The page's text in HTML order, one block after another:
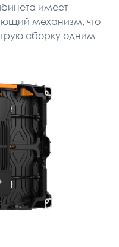
имеет
механизм, что
сборку одним